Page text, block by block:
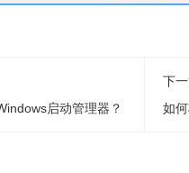
启动管理器？
下
如